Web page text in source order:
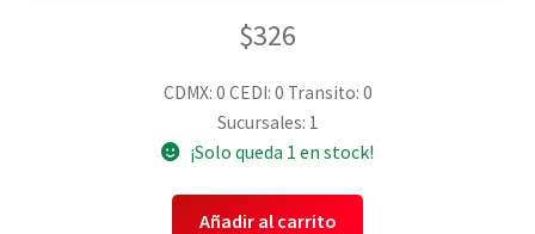
$326
CDMX: 0 CEDI: 0 Transito: 0
Sucursales: 1
¡Solo queda 1 en stock!
Añadir al carrito